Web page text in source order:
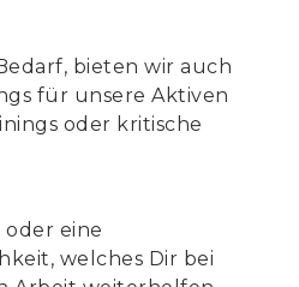
bieten wir auch
für unsere Aktiven
oder kritische
eine
welches Dir bei